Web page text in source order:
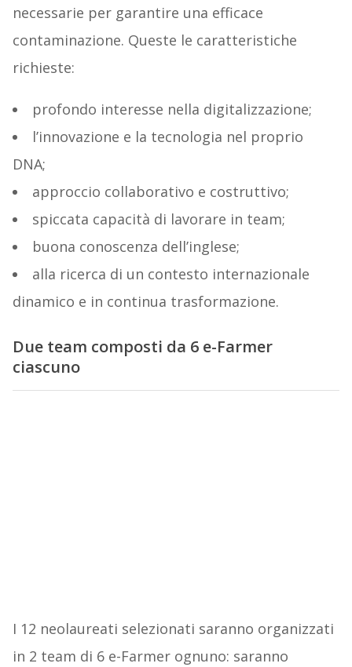
necessarie per garantire una efficace
contaminazione. Queste le caratteristiche
richieste:
profondo interesse nella digitalizzazione;
l’innovazione e la tecnologia nel proprio
DNA;
approccio collaborativo e costruttivo;
spiccata capacità di lavorare in team;
buona conoscenza dell’inglese;
alla ricerca di un contesto internazionale
dinamico e in continua trasformazione.
Due team composti da 6 e-Farmer
ciascuno
I 12 neolaureati selezionati saranno organizzati
in 2 team di 6 e-Farmer ognuno: saranno